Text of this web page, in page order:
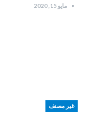
مايو 15, 2020
غير مصنف